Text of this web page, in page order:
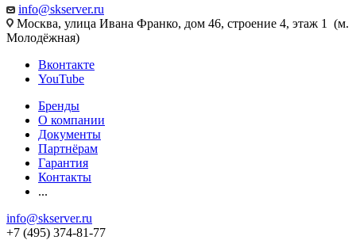
info@skserver.ru
Москва, улица Ивана Франко, дом 46, строение 4, этаж 1 (м.
Молодёжная)
Вконтакте
YouTube
Бренды
О компании
Документы
Партнёрам
Гарантия
Контакты
...
info@skserver.ru
+7 (495) 374-81-77